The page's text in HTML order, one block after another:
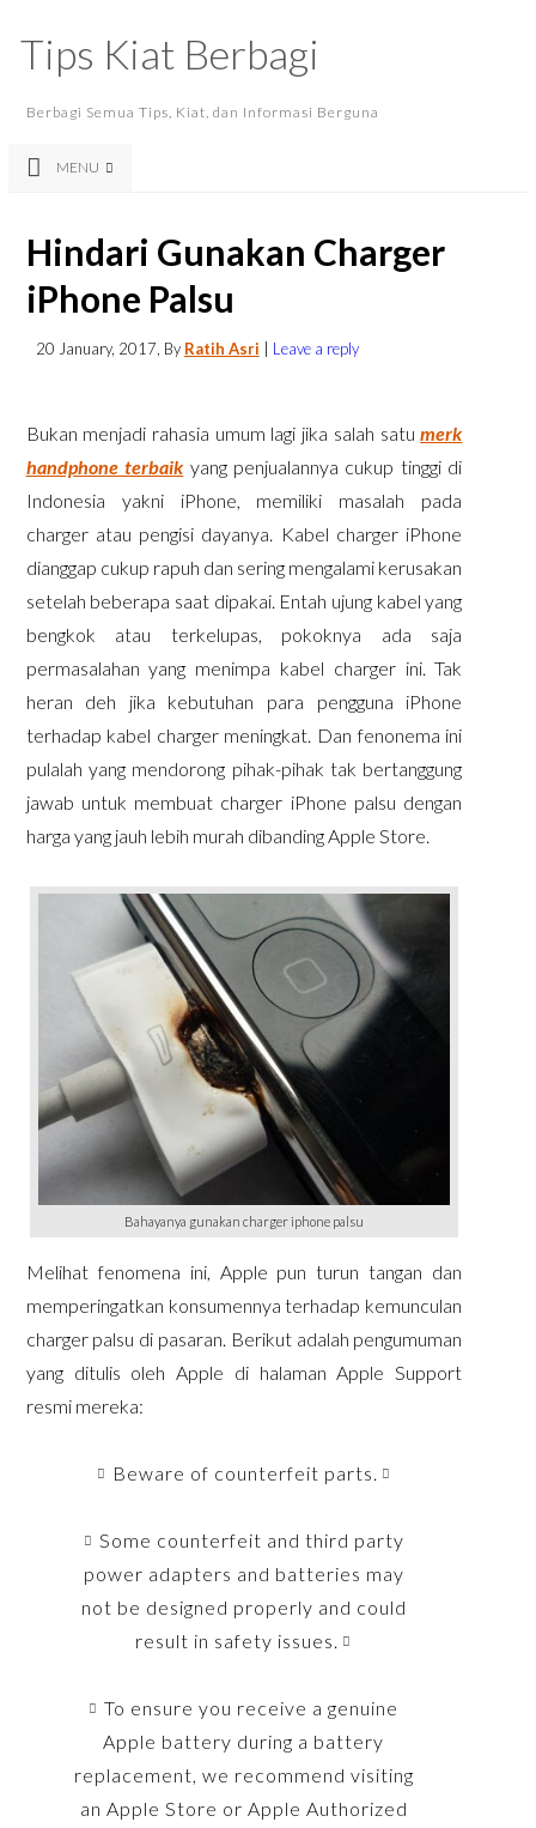
Tips Kiat Berbagi
Berbagi Semua Tips, Kiat, dan Informasi Berguna
MENU
Hindari Gunakan Charger
iPhone Palsu
20 January, 2017 , By Ratih Asri Leave a reply
Bukan menjadi rahasia umum lagi jika salah satumerk
handphone terbaikyang penjualannya cukup tinggi di
Indonesia yakni iPhone, memiliki masalah pada
charger atau pengisi dayanya. Kabel charger iPhone
dianggap cukup rapuh dan sering mengalami kerusakan
setelah beberapa saat dipakai. Entah ujung kabel yang
bengkok atau terkelupas, pokoknya ada saja
permasalahan yang menimpa kabel charger ini. Tak
heran deh jika kebutuhan para pengguna iPhone
terhadap kabel charger meningkat. Dan fenonema ini
pulalah yang mendorong pihak-pihak tak bertanggung
jawab untuk membuat charger iPhone palsu dengan
harga yang jauh lebih murah dibanding Apple Store.
Bahayanya gunakan charger iphone palsu
Melihat fenomena ini, Apple pun turun tangan dan
memperingatkan konsumennya terhadap kemunculan
charger palsu di pasaran. Berikut adalah pengumuman
yang ditulis oleh Apple di halaman Apple Support
resmi mereka:
Beware of counterfeit parts.
Some counterfeit and third party
power adapters and batteries may
not be designed properly and could
result in safety issues.
To ensure you receive a genuine
Apple battery during a battery
replacement, we recommend visiting
an Apple Store or Apple Authorized